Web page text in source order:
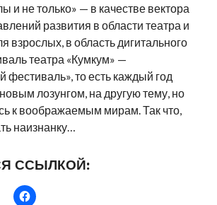
и не только» — в качестве вектора
развития в области театра и
взрослых, в область дигитального
театра «Кумкум» —
фестиваль», то есть каждый год
лозунгом, на другую тему, но
к воображаемым мирам. Так что,
наизнанку…
ССЫЛКОЙ: